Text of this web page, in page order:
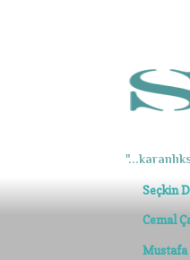
Seçkin
Cemal
Mustafa